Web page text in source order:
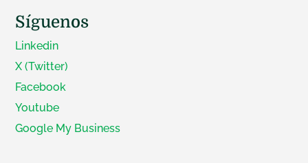
Síguenos
Linkedin
X (Twitter)
Facebook
Youtube
Google My Business